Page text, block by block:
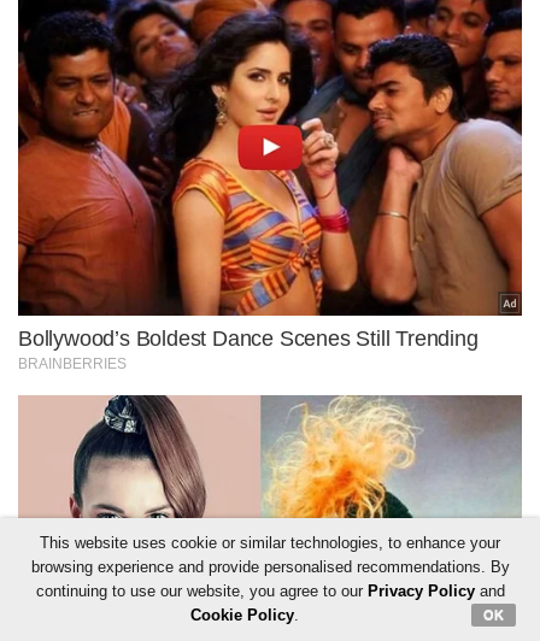
This website uses cookie or similar technologies, to enhance your
browsing experience and provide personalised recommendations. By
continuing to use our website, you agree to our Privacy Policyand
Cookie Policy. OK